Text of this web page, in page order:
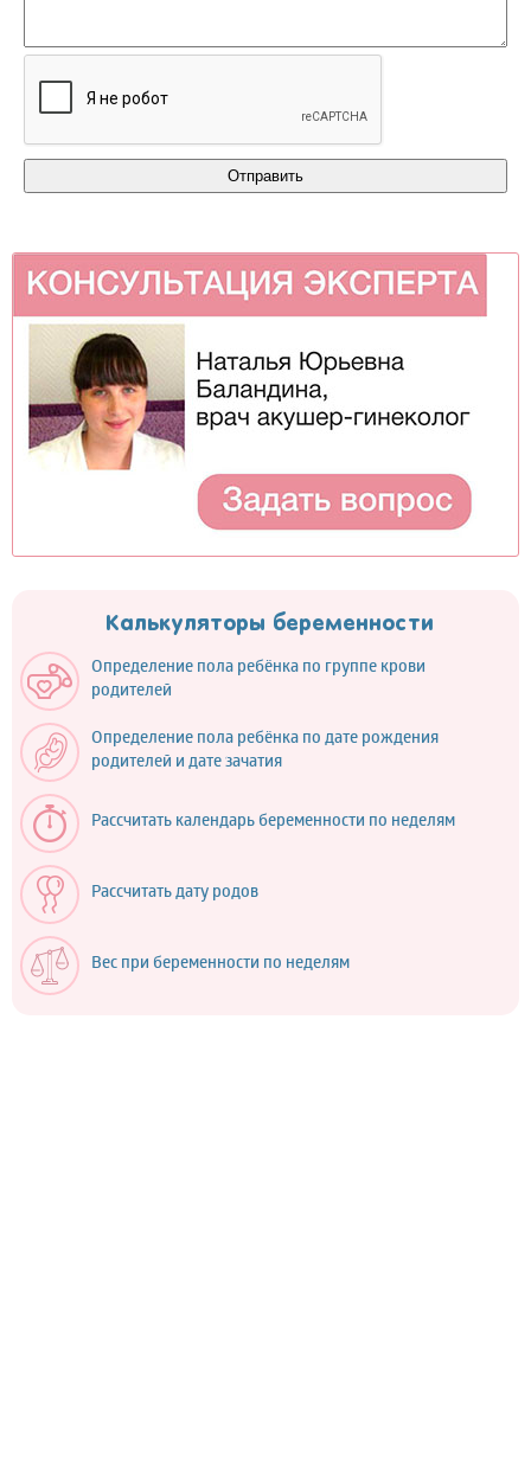
Калькуляторы беременности
Определение пола ребёнка по группе крови
родителей
Определение пола ребёнка по дате рождения
родителей и дате зачатия
Рассчитать календарь беременности по неделям
Рассчитать дату родов
Вес при беременности по неделям